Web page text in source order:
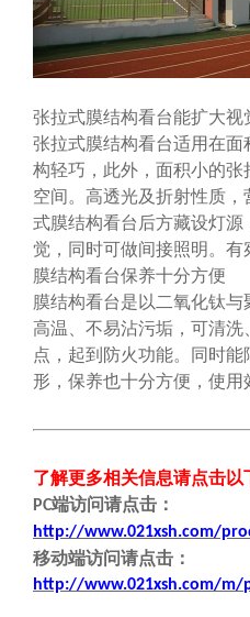
张拉式膜结构看台能扩大视
张拉式膜结构看台适用在
构轻巧，此外，面积小的
空间。高透光及折射性质
式膜结构看台后方藏设灯
觉，同时可做间接照明。有
膜结构看台保养十分方便
膜结构看台是以二氧化钛
高温、不易沾污垢，可清
点，起到防火功能。同时
形，保养也十分方便，使用
了解更多相关信息请点击以
PC端访问请点击 ：
http://www.021xsh.com/
移动端访问请点击 ：
http://www.021xsh.com/m/